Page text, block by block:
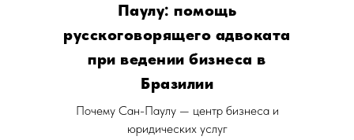
Почему Сан-Паулу — центр бизнеса и
юридических услуг
Паулу: помощь
русскоговорящего адвоката
при ведении бизнеса в
Бразилии